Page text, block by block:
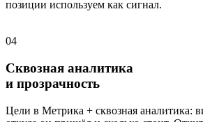
позиции используем как сигнал.
04
Сквозная аналитика
и прозрачность
Цели в Метрика + сквозная аналитика: